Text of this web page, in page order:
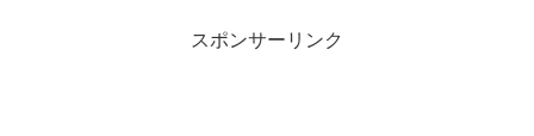
スポンサーリンク